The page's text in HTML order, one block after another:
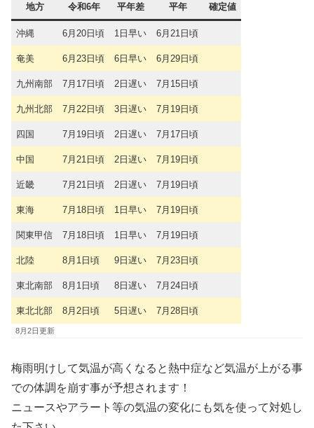
地方 令和6年 平年差 平年 確定値
沖縄 6月20日頃 1日早い 6月21日頃
奄美 6月23日頃 6日早い 6月29日頃
九州南部 7月17日頃 2日遅い 7月15日頃
九州北部 7月22日頃 3日遅い 7月19日頃
四国 7月19日頃 2日遅い 7月17日頃
中国 7月21日頃 2日遅い 7月19日頃
近畿 7月21日頃 2日遅い 7月19日頃
東海 7月18日頃 1日早い 7月19日頃
関東甲信 7月18日頃 1日早い 7月19日頃
北陸 8月1日頃 9日遅い 7月23日頃
東北南部 8月1日頃 8日遅い 7月24日頃
東北北部 8月2日頃 5日遅い 7月28日頃
8月2日更新
梅雨明けして気温が高くなると熱中症など気温が上がる事
での体調を崩す事が予想されます！
ニュースやアラート等の気温の変化にも気を使って対処し